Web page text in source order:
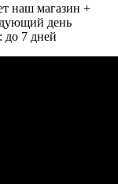
наш магазин +
день
до 7 дней